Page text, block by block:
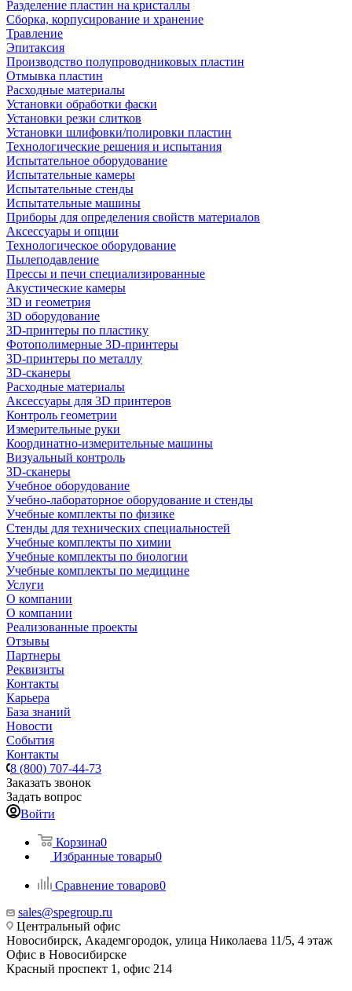
Разделение пластин на кристаллы
Сборка, корпусирование и хранение
Травление
Эпитаксия
Производство полупроводниковых пластин
Отмывка пластин
Расходные материалы
Установки обработки фаски
Установки резки слитков
Установки шлифовки/полировки пластин
Технологические решения и испытания
Испытательное оборудование
Испытательные камеры
Испытательные стенды
Испытательные машины
Приборы для определения свойств материалов
Аксессуары и опции
Технологическое оборудование
Пылеподавление
Прессы и печи специализированные
Акустические камеры
3D и геометрия
3D оборудование
3D-принтеры по пластику
Фотополимерные 3D-принтеры
3D-принтеры по металлу
3D-сканеры
Расходные материалы
Аксессуары для 3D принтеров
Контроль геометрии
Измерительные руки
Координатно-измерительные машины
Визуальный контроль
3D-сканеры
Учебное оборудование
Учебно-лабораторное оборудование и стенды
Учебные комплекты по физике
Стенды для технических специальностей
Учебные комплекты по химии
Учебные комплекты по биологии
Учебные комплекты по медицине
Услуги
О компании
О компании
Реализованные проекты
Отзывы
Партнеры
Реквизиты
Контакты
Карьера
База знаний
Новости
События
Контакты
8 (800) 707-44-73
Заказать звонок
Задать вопрос
Войти
Корзина0
Избранные товары0
Сравнение товаров0
sales@spegroup.ru
Центральный офис
Новосибирск, Академгородок, улица Николаева 11/5, 4 этаж
Офис в Новосибирске
Красный проспект 1, офис 214